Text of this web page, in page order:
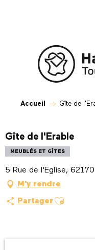
Accueil Gîte de
Gîte de l'Erable
MEUBLÉS ET GÎTES
5 Rue de l'Eglise,
M'y rendre
Partager Ajouter